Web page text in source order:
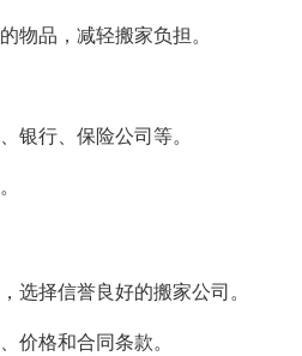
物品，减轻搬家负担。
银行、保险公司等。
选择信誉良好的搬家公司。
价格和合同条款。